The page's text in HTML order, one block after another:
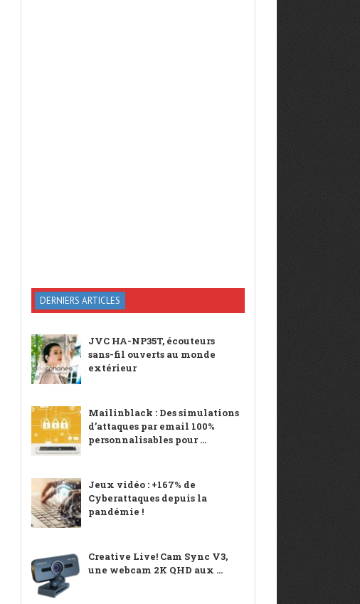
DERNIERS ARTICLES
JVC HA-NP35T, écouteurs
sans-fil ouverts au monde
extérieur
Mailinblack : Des simulations
d’attaques par email 100%
personnalisables pour ...
Jeux vidéo : +167% de
Cyberattaques depuis la
pandémie !
Creative Live! Cam Sync V3,
une webcam 2K QHD aux ...